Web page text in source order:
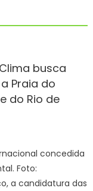
busca
Praia do
do Rio de
concedida
Foto:
a candidatura das